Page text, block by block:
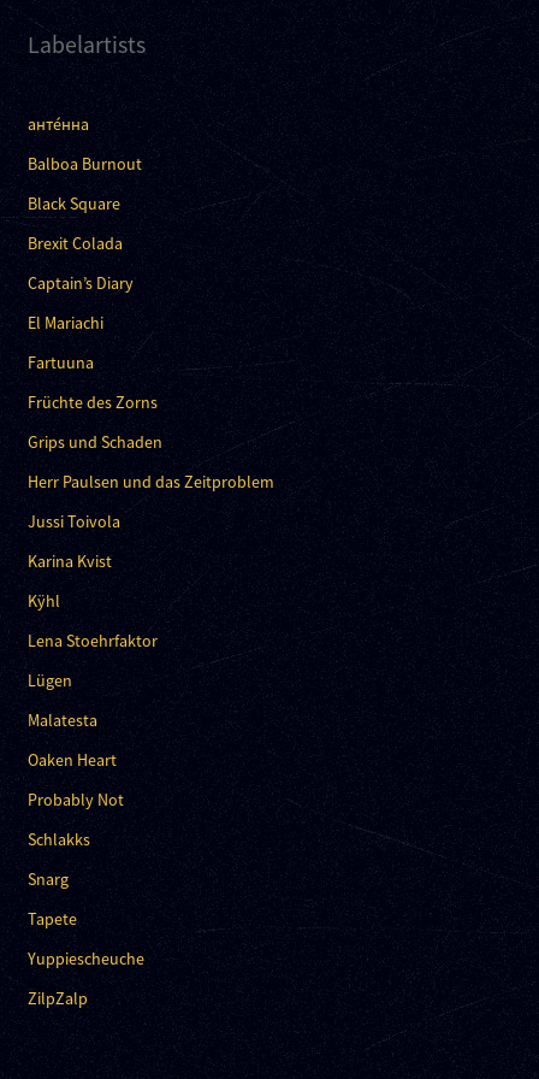
Labelartists
анте́нна
Balboa Burnout
Black Square
Brexit Colada
Captain’s Diary
El Mariachi
Fartuuna
Früchte des Zorns
Grips und Schaden
Herr Paulsen und das Zeitproblem
Jussi Toivola
Karina Kvist
Kÿhl
Lena Stoehrfaktor
Lügen
Malatesta
Oaken Heart
Probably Not
Schlakks
Snarg
Tapete
Yuppiescheuche
ZilpZalp